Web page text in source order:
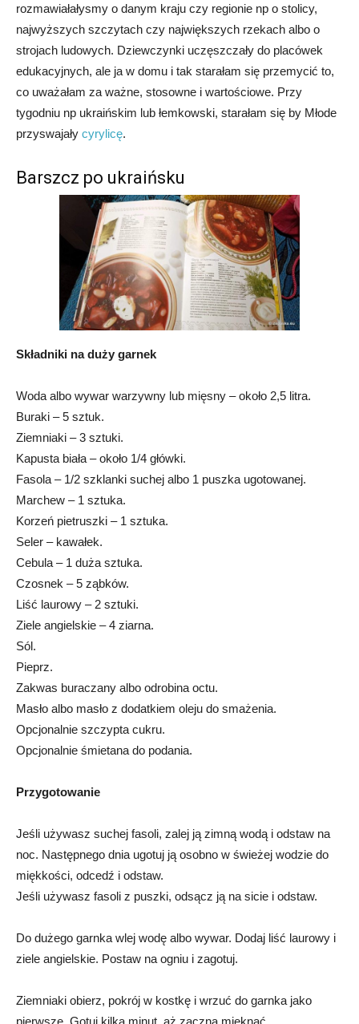
rozmawiałałysmy o danym kraju czy regionie np o stolicy,
najwyższych szczytach czy największych rzekach albo o
strojach ludowych. Dziewczynki uczęszczały do placówek
edukacyjnych, ale ja w domu i tak starałam się przemycić to,
co uważałam za ważne, stosowne i wartościowe. Przy
tygodniu np ukraińskim lub łemkowski, starałam się by Młode
przyswajały cyrylicę.
Barszcz po ukraińsku
Składniki na duży garnek
Woda albo wywar warzywny lub mięsny – około 2,5 litra.
Buraki – 5 sztuk.
Ziemniaki – 3 sztuki.
Kapusta biała – około 1/4 główki.
Fasola – 1/2 szklanki suchej albo 1 puszka ugotowanej.
Marchew – 1 sztuka.
Korzeń pietruszki – 1 sztuka.
Seler – kawałek.
Cebula – 1 duża sztuka.
Czosnek – 5 ząbków.
Liść laurowy – 2 sztuki.
Ziele angielskie – 4 ziarna.
Sól.
Pieprz.
Zakwas buraczany albo odrobina octu.
Masło albo masło z dodatkiem oleju do smażenia.
Opcjonalnie szczypta cukru.
Opcjonalnie śmietana do podania.
Przygotowanie
Jeśli używasz suchej fasoli, zalej ją zimną wodą i odstaw na
noc. Następnego dnia ugotuj ją osobno w świeżej wodzie do
miękkości, odcedź i odstaw.
Jeśli używasz fasoli z puszki, odsącz ją na sicie i odstaw.
Do dużego garnka wlej wodę albo wywar. Dodaj liść laurowy i
ziele angielskie. Postaw na ogniu i zagotuj.
Ziemniaki obierz, pokrój w kostkę i wrzuć do garnka jako
pierwsze. Gotuj kilka minut, aż zaczną mięknąć.